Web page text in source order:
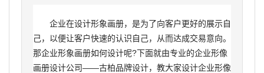
企业在设计形象画册，是为了向客户更好的展示自
己，以便让客户快速的认识自己，从而达成交易意向。
那企业形象画册如何设计呢?下面就由专业的企业形像
画册设计公司——古柏品牌设计，教大家设计企业形像